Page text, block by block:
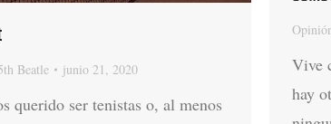
Beatle junio 21, 2020
querido ser tenistas o, al menos
Vive
hay